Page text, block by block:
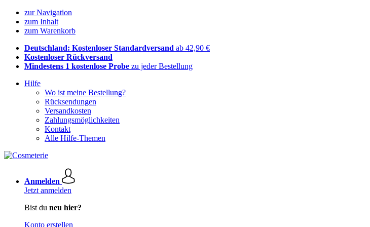
zur Navigation
zum Inhalt
zum Warenkorb
Deutschland: Kostenloser Standardversand ab 42,90 €
Kostenloser Rückversand
Mindestens 1 kostenlose Probe zu jeder Bestellung
Hilfe
Wo ist meine Bestellung?
Rücksendungen
Versandkosten
Zahlungsmöglichkeiten
Kontakt
Alle Hilfe-Themen
Anmelden
Jetzt anmelden
Bist du neu hier?
Konto erstellen